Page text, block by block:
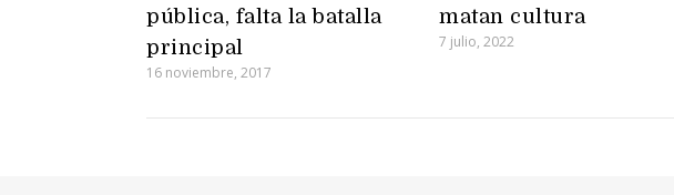
pública, falta la batalla
principal
16 noviembre, 2017
matan cultura
7 julio, 2022